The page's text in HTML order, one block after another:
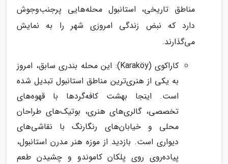
مناطق تاریخی، استانبول محله‌هایی پرجنب‌وجوش
دارد که نبض زندگی امروزی شهر را به نمایش
می‌گذارند.
کاراکوی (Karaköy): این محله بندری سابق، امروز
به یکی از هنری‌ترین مناطق استانبول تبدیل شده
است. اینجا بهشت کافه‌گردها با قهوه‌های
تخصصی، گالری‌های هنری، بوتیک‌های طراحان
محلی و خیابان‌های رنگارنگ با نقاشی‌های
دیواری است. بازدید از موزه هنر مدرن استانبول،
پیاده‌روی روی پلکان کاموندو و چشیدن طعم